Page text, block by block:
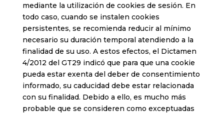
mediante la utilización de cookies de sesión. En
todo caso, cuando se instalen cookies
persistentes, se recomienda reducir al mínimo
necesario su duración temporal atendiendo a la
finalidad de su uso. A estos efectos, el Dictamen
4/2012 del GT29 indicó que para que una cookie
pueda estar exenta del deber de consentimiento
informado, su caducidad debe estar relacionada
con su finalidad. Debido a ello, es mucho más
probable que se consideren como exceptuadas